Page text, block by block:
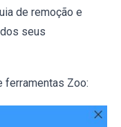
de remoção e
seus
ferramentas Zoo: